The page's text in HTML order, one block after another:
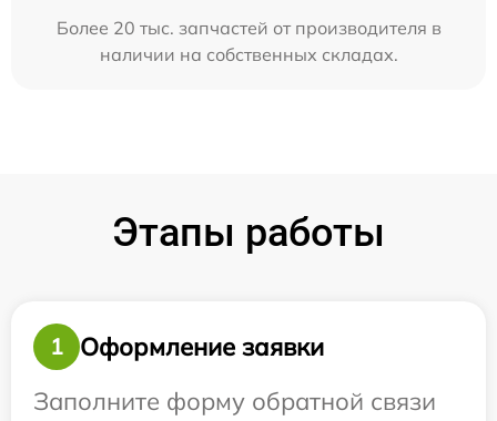
Более 20 тыс. запчастей от производителя в
наличии на собственных складах.
Этапы работы
1
Оформление заявки
Заполните форму обратной связи